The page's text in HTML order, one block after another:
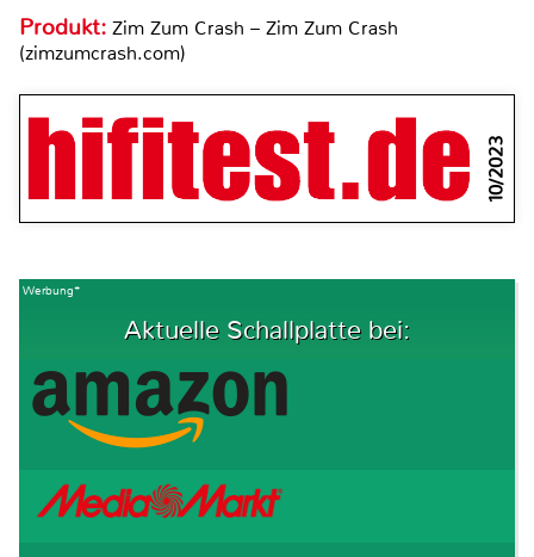
Produkt: Zim Zum Crash – Zim Zum Crash
(zimzumcrash.com)
10/2023
Werbung*
Aktuelle Schallplatte bei: